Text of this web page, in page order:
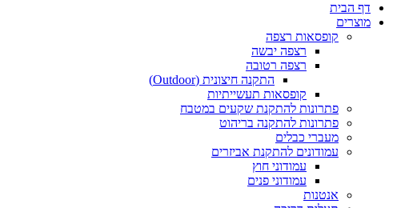
דף הבית
מוצרים
קופסאות רצפה
רצפה יבשה
רצפה רטובה
התקנה חיצונית (Outdoor)
קופסאות תעשייתיות
פתרונות להתקנת שקעים במטבח
פתרונות להתקנה בריהוט
מעברי כבלים
עמודונים להתקנת אביזרים
עמודוני חוץ
עמודוני פנים
אנטנות